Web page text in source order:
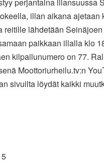
illan aikana ajetaan
reitille lähdetään
paikkaan illalla klo
kilpailunumero on 77.
Moottoriurheilu.tv:n
sivuilta löydät kaikki